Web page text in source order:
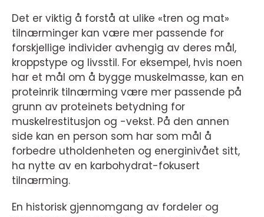
Det er viktig å forstå at ulike «tren og mat»
tilnærminger kan være mer passende for
forskjellige individer avhengig av deres mål,
kroppstype og livsstil. For eksempel, hvis noen
har et mål om å bygge muskelmasse, kan en
proteinrik tilnærming være mer passende på
grunn av proteinets betydning for
muskelrestitusjon og -vekst. På den annen
side kan en person som har som mål å
forbedre utholdenheten og energinivået sitt,
ha nytte av en karbohydrat-fokusert
tilnærming.
En historisk gjennomgang av fordeler og